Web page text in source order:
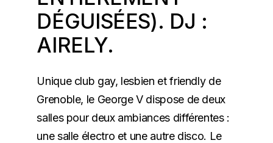
DÉGUISÉES). DJ :
AIRELY.
Unique club gay, lesbien et friendly de
Grenoble, le George V dispose de deux
salles pour deux ambiances différentes :
une salle électro et une autre disco. Le